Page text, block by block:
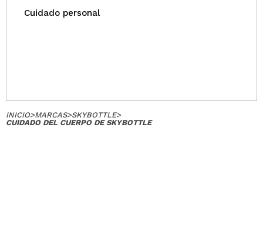
Cuidado personal
INICIO>MARCAS>SKYBOTTLE>
CUIDADO DEL CUERPO DE SKYBOTTLE